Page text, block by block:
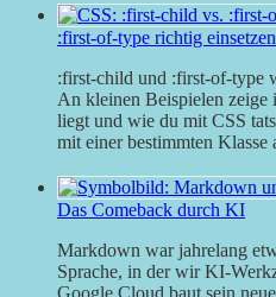
:first-of-type richtig einsetzen
:first-child und :first-of-type
An kleinen Beispielen zeige
liegt und wie du mit CSS
mit einer bestimmten Klasse
Das Comeback durch KI
Markdown war jahrelang
Sprache, in der wir KI-
Google Cloud baut sein